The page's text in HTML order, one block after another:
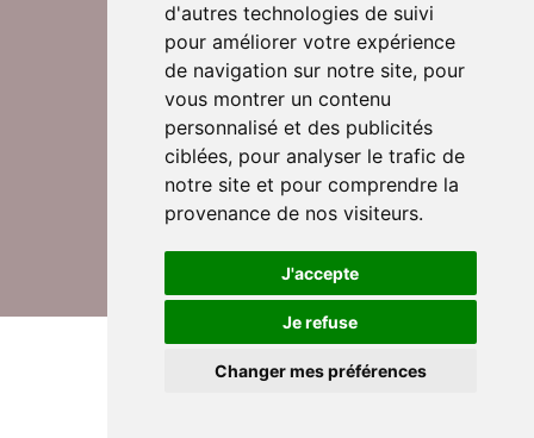
d'autres technologies de suivi
pour améliorer votre expérience
de navigation sur notre site, pour
vous montrer un contenu
personnalisé et des publicités
ciblées, pour analyser le trafic de
notre site et pour comprendre la
provenance de nos visiteurs.
J'accepte
Je refuse
Changer mes préférences
Suivez-nous sur Twitter
Rejoignez nos équipes
Nous contacter
© DomusVi 2026
Mentions légales